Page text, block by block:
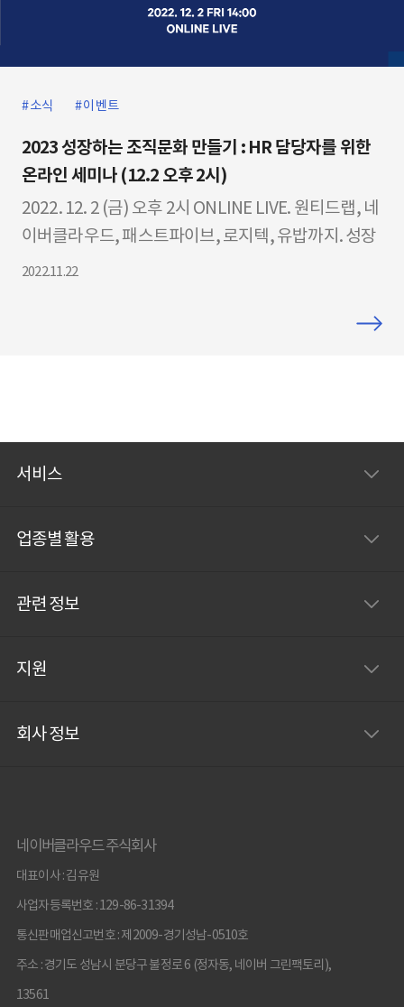
소식 이벤트
2023 성장하는 조직문화 만들기 : HR 담당자를 위한
온라인 세미나 (12.2 오후 2시)
2022. 12. 2 (금) 오후 2시 ONLINE LIVE. 원티드랩, 네
이버클라우드, 패스트파이브, 로지텍, 유밥까지. 성장
하는 기업의 조직 문화를 들어보고 우리 회사만의 단
2022.11.22
서비스
업종별 활용
관련 정보
지원
회사 정보
네이버클라우드 주식회사
대표이사 : 김유원
사업자등록번호 : 129-86-31394
통신판매업신고번호 : 제2009-경기성남-0510호
주소 : 경기도 성남시 분당구 불정로 6 (정자동, 네이버 그린팩토리),
13561